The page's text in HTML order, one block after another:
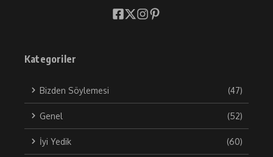
Kategoriler
Bizden Söylemesi (47)
Genel (52)
İyi Yedik (60)